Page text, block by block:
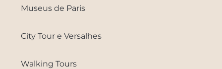
Museus de Paris
City Tour e Versalhes
Walking Tours